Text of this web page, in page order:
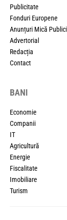
Publicitate
Fonduri Europene
Anunțuri Mică
Advertorial
Redacția
Contact
BANI
Economie
Companii
IT
Agricultură
Energie
Fiscalitate
Imobiliare
Turism